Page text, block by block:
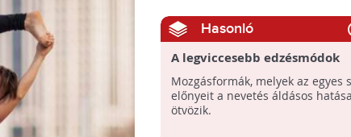
Hasonló
A legviccesebb edzésmódok
Mozgásformák, melyek az egyes
előnyeit a nevetés áldásos
ötvözik.